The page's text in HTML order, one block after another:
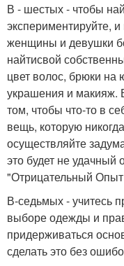
В - шестых - чтобы
экспериментируйте,
женщины и девушки
найтисвой
цвет волос, брюки на
украшения и макияж.
том, чтобы что-то в
вещь, которую
осуществляйте
это будет не удачный
"Отрицательный
В-седьмых - учитесь
выборе одежды и
придерживаться
сделать это без